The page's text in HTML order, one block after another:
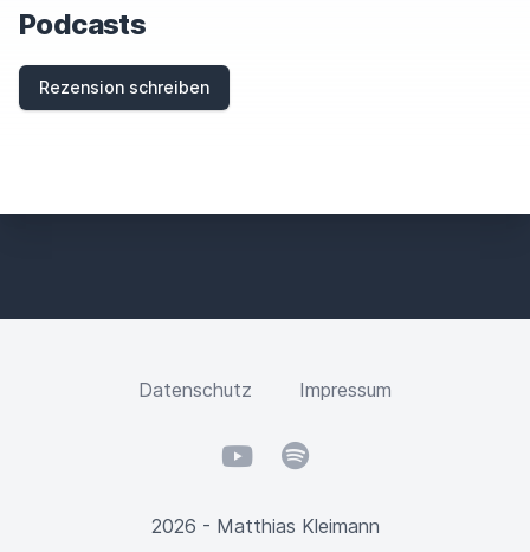
Podcasts
Rezension schreiben
Datenschutz Impressum
YouTubeSpotify
2026 - Matthias Kleimann